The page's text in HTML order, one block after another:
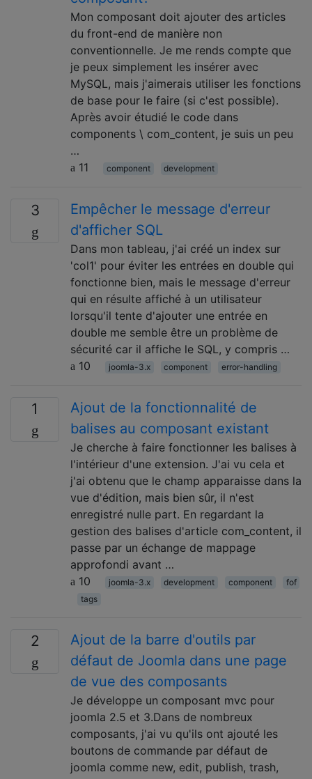
Mon composant doit ajouter des articles
du front-end de manière non
conventionnelle. Je me rends compte que
je peux simplement les insérer avec
MySQL, mais j'aimerais utiliser les fonctions
de base pour le faire (si c'est possible).
Après avoir étudié le code dans
components \ com_content, je suis un peu
…
11
component development
3
Empêcher le message d'erreur
d'afficher SQL
Dans mon tableau, j'ai créé un index sur
'col1' pour éviter les entrées en double qui
fonctionne bien, mais le message d'erreur
qui en résulte affiché à un utilisateur
lorsqu'il tente d'ajouter une entrée en
double me semble être un problème de
sécurité car il affiche le SQL, y compris …
10
joomla-3.x component error-handling
1
Ajout de la fonctionnalité de
balises au composant existant
Je cherche à faire fonctionner les balises à
l'intérieur d'une extension. J'ai vu cela et
j'ai obtenu que le champ apparaisse dans la
vue d'édition, mais bien sûr, il n'est
enregistré nulle part. En regardant la
gestion des balises d'article com_content, il
passe par un échange de mappage
approfondi avant …
10
joomla-3.x development component
fof
tags
2
Ajout de la barre d'outils par
défaut de Joomla dans une page
de vue des composants
Je développe un composant mvc pour
joomla 2.5 et 3.Dans de nombreux
composants, j'ai vu qu'ils ont ajouté les
boutons de commande par défaut de
joomla comme new, edit, publish, trash,